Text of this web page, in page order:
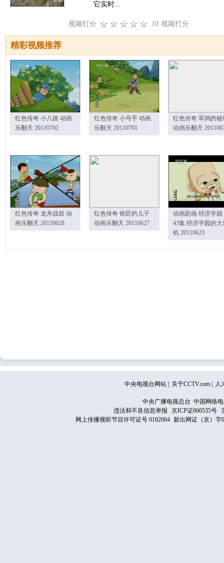
它实时...
视频打分 10 视频打分
精彩视频推荐
红色传奇 小八路 动画
乐翻天 20110702
红色传奇 小号手 动画
乐翻天 20110701
红色传奇 军鸽的秘
动画乐翻天
红色传奇 龙舟战鼓 动
画乐翻天 20110628
红色传奇 铁匠的儿子
动画乐翻天 20110627
动画剧场 经济学园
43集 经济学园的大
机 20110623
中央电视台网站 关于CCTV.com 人
中央广播电视总台 中国网络
违法和不良信息举报
京ICP证060535号
网上传播视听节目许可证号 0102004 新出网证（京）